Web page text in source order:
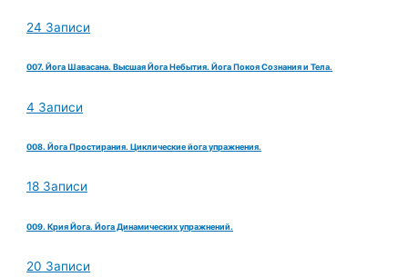
24 Записи
007. Йога Шавасана. Высшая Йога Небытия. Йога Покоя Сознания и Тела.
4 Записи
008. Йога Простирания. Циклические йога упражнения.
18 Записи
009. Крия Йога. Йога Динамических упражнений.
20 Записи